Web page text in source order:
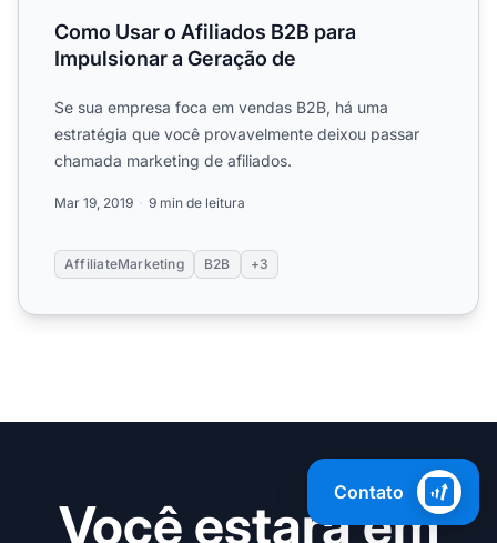
Como Usar o Afiliados B2B para
Impulsionar a Geração de
Se sua empresa foca em vendas B2B, há uma
estratégia que você provavelmente deixou passar
chamada marketing de afiliados.
Mar 19, 2019 9 min de leitura
AffiliateMarketing B2B +3
Você estará em
Contato